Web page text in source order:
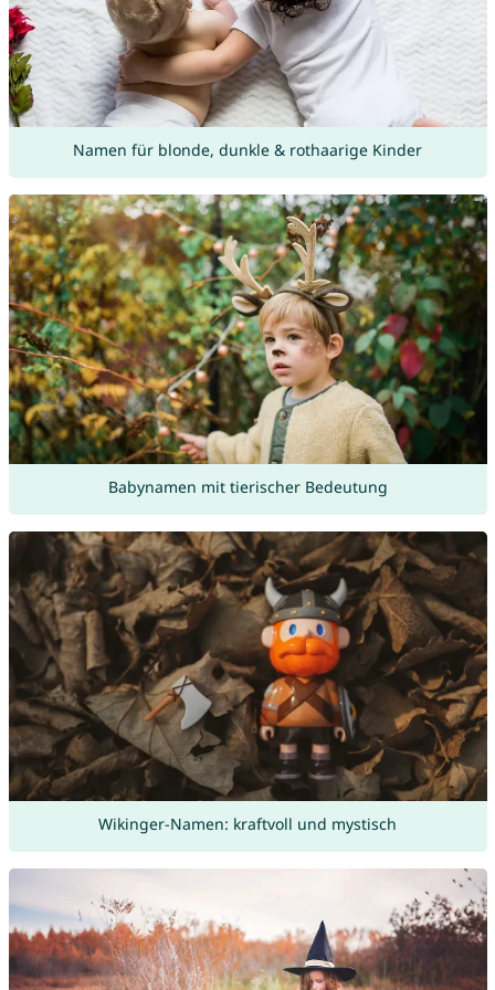
Namen für blonde, dunkle & rothaarige Kinder
Babynamen mit tierischer Bedeutung
Wikinger-Namen: kraftvoll und mystisch